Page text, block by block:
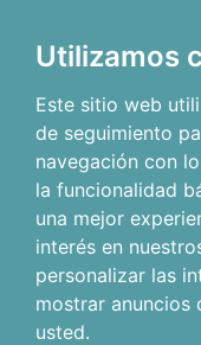
Utilizamos
Este sitio web
de seguimiento
navegación con
la funcionalidad
una mejor
interés en
personalizar las
mostrar anuncios
usted.